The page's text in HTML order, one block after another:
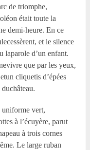
de triomphe,
était toute la
demi-heure. En ce
et le silence
laparole d’un enfant.
que par les yeux,
cliquetis d’épées
uniforme vert,
à l’écuyère, parut
à trois cornes
Le large ruban